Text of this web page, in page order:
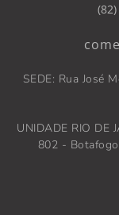
SEDE: Rua José
UNIDADE RIO DE
802 -